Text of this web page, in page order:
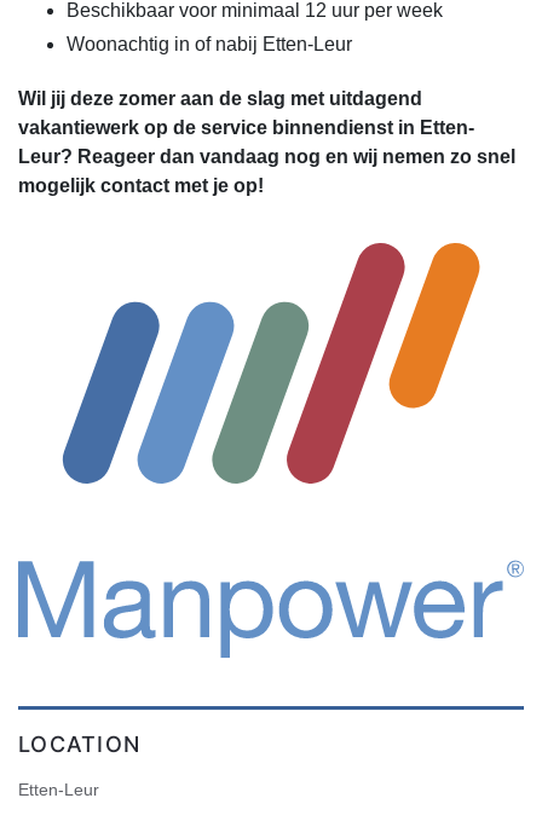
Beschikbaar voor minimaal 12 uur per week
Woonachtig in of nabij Etten-Leur
Wil jij deze zomer aan de slag met uitdagend
vakantiewerk op de service binnendienst in Etten-
Leur? Reageer dan vandaag nog en wij nemen zo snel
mogelijk contact met je op!
LOCATION
Etten-Leur